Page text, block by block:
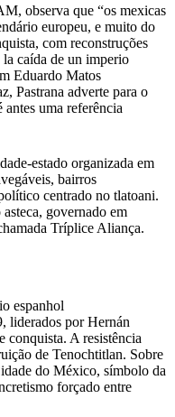
observa que “os mexicas
europeu, e muito do
com reconstruções
caída de un imperio
Eduardo Matos
Pastrana adverte para o
antes uma referência
estado organizada em
bairros
centrado no tlatoani.
governado em
Tríplice Aliança.
espanhol
liderados por Hernán
conquista. A resistência
de Tenochtitlan. Sobre
do México, símbolo da
forçado entre